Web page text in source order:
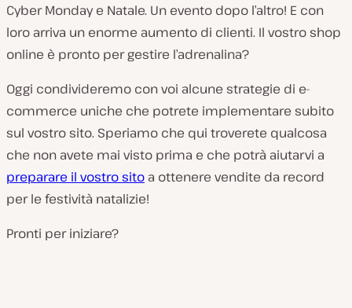
Cyber Monday e Natale. Un evento dopo l’altro! E con
loro arriva un enorme aumento di clienti. Il vostro shop
online è pronto per gestire l’adrenalina?
Oggi condivideremo con voi alcune strategie di e-
commerce uniche che potrete implementare subito
sul vostro sito. Speriamo che qui troverete qualcosa
che non avete mai visto prima e che potrà aiutarvi a
preparare il vostro sito a ottenere vendite da record
per le festività natalizie!
Pronti per iniziare?